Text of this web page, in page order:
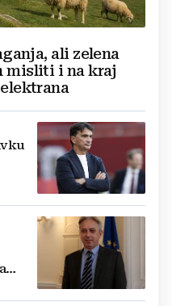
ali zelena
misliti i na kraj